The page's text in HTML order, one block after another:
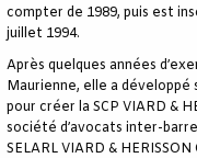
compter de 1989, puis est
juillet 1994.
Après quelques années
Maurienne, elle a
pour créer la SCP VIARD &
société d’avocats inter-
SELARL VIARD & HERISSON